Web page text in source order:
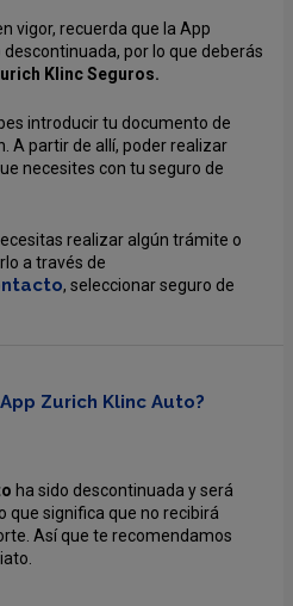
vigor, recuerda que la App
descontinuada, por lo que deberás
Klinc Seguros.
introducir tu documento de
A partir de allí, poder realizar
necesites con tu seguro de
realizar algún trámite o
a través de
, seleccionar seguro de
Zurich Klinc Auto?
ha sido descontinuada y será
que significa que no recibirá
Así que te recomendamos